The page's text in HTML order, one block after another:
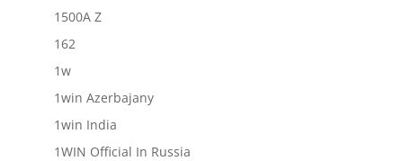
1500A Z
162
1w
1win Azerbajany
1win India
1WIN Official In Russia